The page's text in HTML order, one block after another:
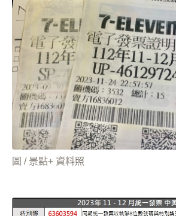
圖 / 景點+ 資料照